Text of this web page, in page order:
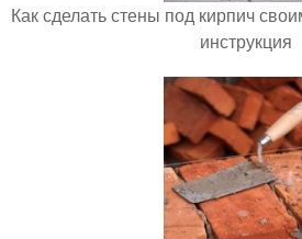
Как сделать стены под кирпич
инструкция